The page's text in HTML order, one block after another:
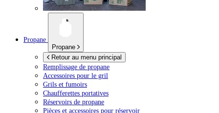
Propane
Propane
Retour au menu principal
Remplissage de propane
Accessoires pour le gril
Grils et fumoirs
Chaufferettes portatives
Réservoirs de propane
Pièces et accessoires pour réservoir